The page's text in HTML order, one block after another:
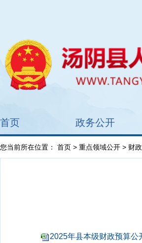
首页 政务公开
您当前所在位置： 首页 > 重点领域公开 > 财
2025年县本级财政预算公